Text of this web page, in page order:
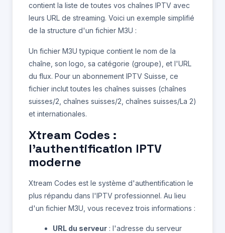
contient la liste de toutes vos chaînes IPTV avec
leurs URL de streaming. Voici un exemple simplifié
de la structure d'un fichier M3U :
Un fichier M3U typique contient le nom de la
chaîne, son logo, sa catégorie (groupe), et l'URL
du flux. Pour un abonnement IPTV Suisse, ce
fichier inclut toutes les chaînes suisses (chaînes
suisses/2, chaînes suisses/2, chaînes suisses/La 2)
et internationales.
Xtream Codes :
l'authentification IPTV
moderne
Xtream Codes est le système d'authentification le
plus répandu dans l'IPTV professionnel. Au lieu
d'un fichier M3U, vous recevez trois informations :
URL du serveur : l'adresse du serveur